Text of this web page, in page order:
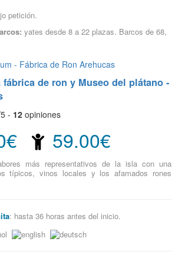
petición.
yates desde 8 a 22 plazas. Barcos de 68,
de ron y Museo del plátano -
- 12 opiniones
59.00€
más representativos de la isla con una
típicos, vinos locales y los afamados rones
: hasta 36 horas antes del inicio.